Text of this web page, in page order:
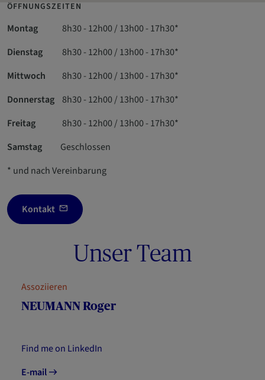
ÖFFNUNGSZEITEN
Montag
8h30 - 12h00 / 13h00 - 17h30*
Dienstag
8h30 - 12h00 / 13h00 - 17h30*
Mittwoch
8h30 - 12h00 / 13h00 - 17h30*
Donnerstag 8h30 - 12h00 / 13h00 - 17h30*
Freitag
8h30 - 12h00 / 13h00 - 17h30*
Samstag
Geschlossen
* und nach Vereinbarung
Kontakt
Unser Team
Assoziieren
NEUMANN Roger
Find me on LinkedIn
E-mail